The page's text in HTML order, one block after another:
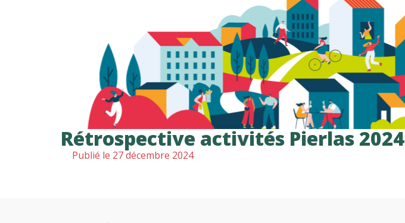
Rétrospective activités Pierlas 2024
Publié le 27 décembre 2024